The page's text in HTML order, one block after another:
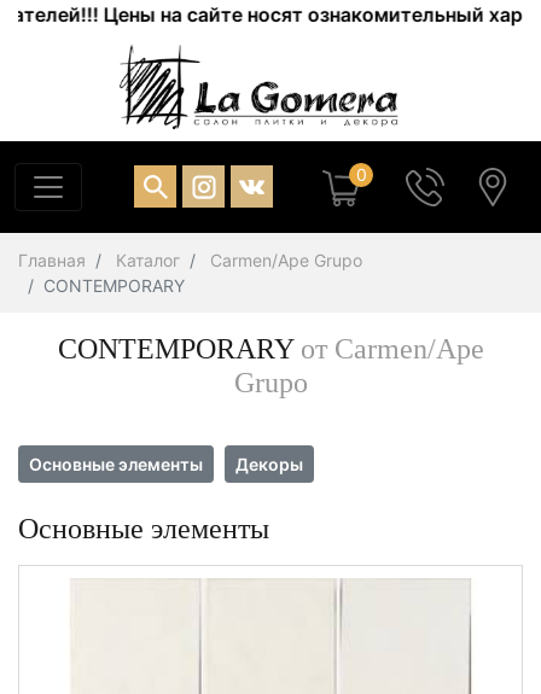
на сайте носят ознакомительный характер.
0
Главная Каталог
Carmen/Ape Grupo
CONTEMPORARY
CONTEMPORARY от Carmen/Ape
Grupo
Основные элементы Декоры
Основные элементы